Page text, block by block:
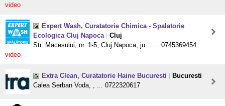
video
Expert Wash, Curatatorie Chimica - Spalatorie
Ecologica Cluj Napoca
Cluj
Str. Macesului, nr. 1-5, Cluj Napoca, ju .. ... 0745369454
video
Extra Clean, Curatatorie Haine Bucuresti
Bucuresti
Calea Serban Voda, , ... 0722320617